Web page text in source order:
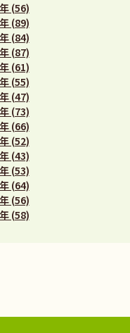
(56)
(89)
(84)
(87)
(61)
(55)
(47)
(73)
(66)
(52)
(43)
(53)
(64)
(56)
(58)